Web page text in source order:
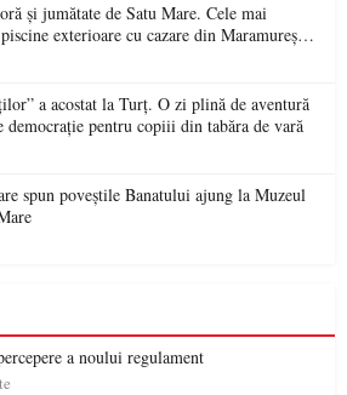
și jumătate de Satu Mare. Cele mai
exterioare cu cazare din Maramureș,
de vară
a acostat la Turț. O zi plină de aventură
democrație pentru copiii din tabăra de vară
spun poveștile Banatului ajung la Muzeul
a noului regulament